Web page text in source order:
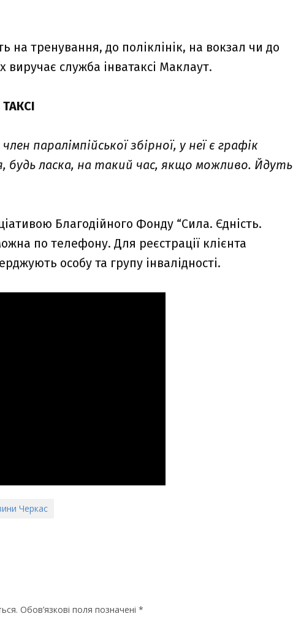
на тренування, до поліклінік, на вокзал чи до
виручає служба інватаксі Маклаут.
паралімпійської збірної, у неї є графік
будь ласка, на такий час, якщо можливо. Йдуть
Благодійного Фонду “Сила. Єдність.
по телефону. Для реєстрації клієнта
особу та групу інвалідності.
Черкас
Обов’язкові поля позначені *